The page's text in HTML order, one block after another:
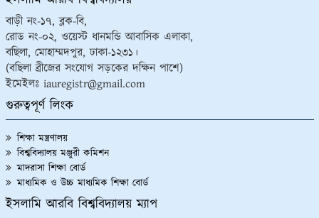
বাড়ী নং-১৭, ব্লক-বি,
রোড নং-০২, ওয়েস্ট ধানমন্ডি আবাসিক এলাকা,
বছিলা, মোহাম্মদপুর, ঢাকা-১২৩১।
(বছিলা ব্রীজের সংযোগ সড়কের দক্ষিন পাশে)
ইমেইলঃ iauregistr@gmail.com
গুরুত্বপূর্ণ লিংক
শিক্ষা মন্ত্রণালয়
বিশ্ববিদ্যালয় মঞ্জুরী কমিশন
মাদরাসা শিক্ষা বোর্ড
মাধ্যমিক ও উচ্চ মাধ্যমিক শিক্ষা বোর্ড
ইসলামি আরবি বিশ্ববিদ্যালয় ম্যাপ